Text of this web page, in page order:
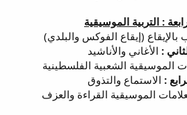
: التربية الموسيقية
بالإيقاع (إيقاع الفوكس والبلدي)
: الأغاني والأناشيد
الموسيقية الشعبية الفلسطينية
: الاستماع والتذوق
الموسيقية القراءة والعزف